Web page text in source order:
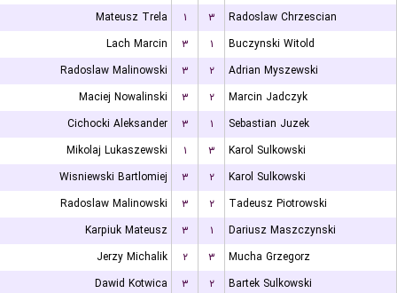
Mateusz Trela
۱ ۳
Radoslaw Chrzescian
Lach Marcin
۳ ۱
Buczynski Witold
Radoslaw Malinowski
۳ ۲
Adrian Myszewski
Maciej Nowalinski
۳ ۲
Marcin Jadczyk
Cichocki Aleksander
۳ ۱
Sebastian Juzek
Mikolaj Lukaszewski
۱ ۳
Karol Sulkowski
Wisniewski Bartlomiej
۳ ۲
Karol Sulkowski
Radoslaw Malinowski
۳ ۲
Tadeusz Piotrowski
Karpiuk Mateusz
۳ ۱
Dariusz Maszczynski
Jerzy Michalik
۲ ۳
Mucha Grzegorz
Dawid Kotwica
۳ ۲
Bartek Sulkowski